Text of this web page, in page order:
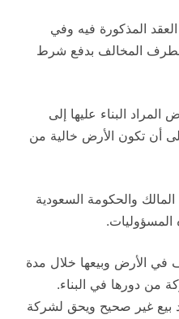
العقد المذكورة فيه وفي
الطرف المخالف بدفع شرط
المراد البناء عليها إلى
أن تكون الأرض خالية من
والحكومة السعودية
المسؤوليات.
في الأرض وبيعها خلال مدة
من دورها في البناء.
بيع غير صحيح ويحق لشركة